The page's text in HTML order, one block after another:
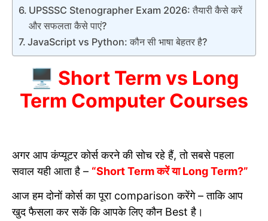
UPSSSC Stenographer Exam 2026: तैयारी कैसे करें
और सफलता कैसे पाएं?
JavaScript vs Python: कौन सी भाषा बेहतर है?
🖥️ Short Term vs Long
Term Computer Courses
अगर आप कंप्यूटर कोर्स करने की सोच रहे हैं, तो सबसे पहला
सवाल यही आता है – “Short Term करें या Long Term?”
आज हम दोनों कोर्स का पूरा comparison करेंगे – ताकि आप
खुद फैसला कर सकें कि आपके लिए कौन Best है।